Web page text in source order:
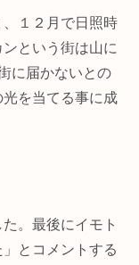
１２月で日照時
という街は山に
に届かないとの
を当てる事に成
。最後にイモト
とコメントする